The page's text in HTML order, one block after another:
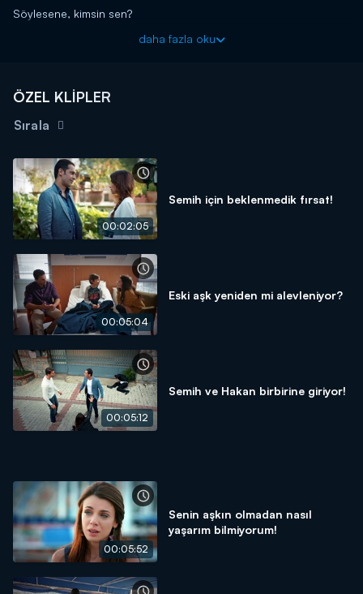
Söylesene, kimsin sen?
daha fazla oku
ÖZEL KLİPLER
Sırala
00:02:05
Semih için beklenmedik fırsat!
00:05:04
Eski aşk yeniden mi alevleniyor?
00:05:12
Semih ve Hakan birbirine giriyor!
00:05:52
Senin aşkın olmadan nasıl
yaşarım bilmiyorum!